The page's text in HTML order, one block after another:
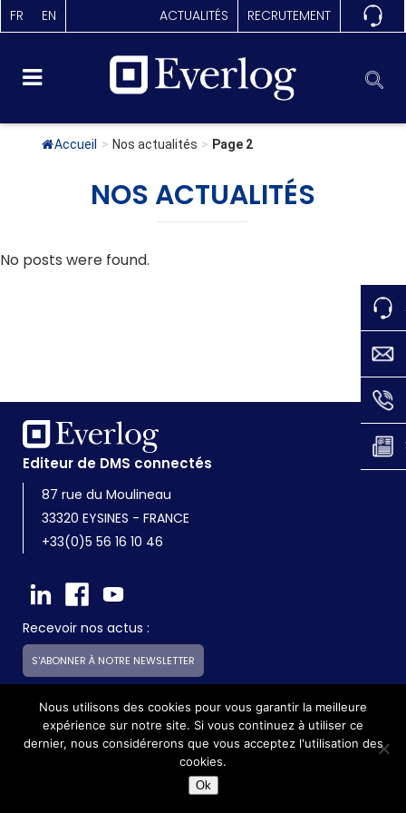
FR EN ACTUALITÉS RECRUTEMENT
Accueil > Nos actualités > Page 2
NOS ACTUALITÉS
No posts were found.
Editeur de DMS connectés
87 rue du Moulineau
33320 EYSINES - FRANCE
+33(0)5 56 16 10 46
Recevoir nos actus :
S'ABONNER À NOTRE NEWSLETTER
Everlog est une société du groupe Skilliance
©2017 - Everlog - Tous droits réservés -
Nous utilisons des cookies pour vous garantir la meilleure
expérience sur notre site. Si vous continuez à utiliser ce
dernier, nous considérerons que vous acceptez l'utilisation des
cookies.
Ok